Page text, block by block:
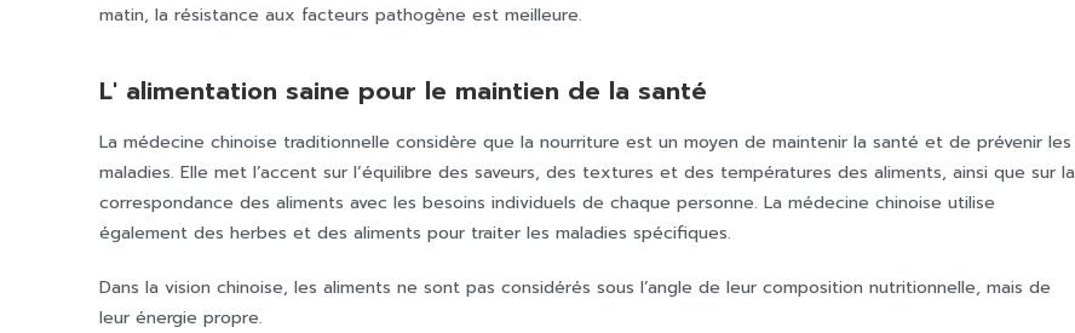
matin, la résistance aux facteurs pathogène est meilleure.
L' alimentation saine pour le maintien de la santé
La médecine chinoise traditionnelle considère que la nourriture est un moyen de maintenir la santé et de prévenir les
maladies. Elle met l’accent sur l’équilibre des saveurs, des textures et des températures des aliments, ainsi que sur la
correspondance des aliments avec les besoins individuels de chaque personne. La médecine chinoise utilise
également des herbes et des aliments pour traiter les maladies spécifiques.
Dans la vision chinoise, les aliments ne sont pas considérés sous l’angle de leur composition nutritionnelle, mais de
leur énergie propre.